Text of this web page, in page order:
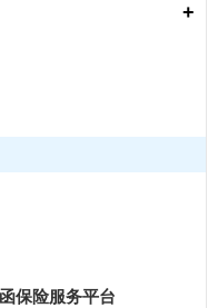
+
保险服务平台